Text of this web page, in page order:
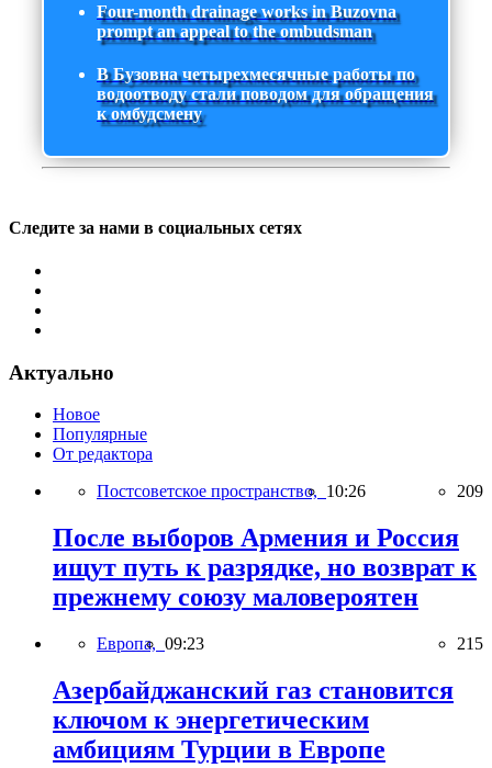
Four-month drainage works in Buzovna
prompt an appeal to the ombudsman
В Бузовна четырехмесячные работы по
водоотводу стали поводом для обращения
к омбудсмену
Следите за нами в социальных сетях
Актуально
Новое
Популярные
От редактора
Постсоветское пространство, 10:26 209
После выборов Армения и Россия
ищут путь к разрядке, но возврат к
прежнему союзу маловероятен
Европа, 09:23 215
Азербайджанский газ становится
ключом к энергетическим
амбициям Турции в Европе